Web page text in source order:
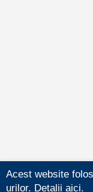
Acest website
urilor. Detalii aici.